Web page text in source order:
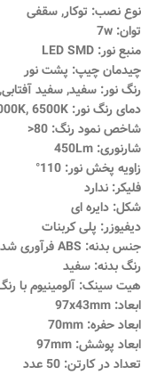
نوع نصب: توکار, سقفی
توان: 7w
منبع نور: LED SMD
چیدمان چیپ: پشت نور
رنگ نور: سفید, سفید
دمای رنگ نور: 3000K, 4000K, 6500K
شاخص نمود رنگ: 80<
شارنوری: 450Lm
زاویه پخش نور: 110°
فلیکر: ندارد
شکل: دایره ای
دیفیوزر: پلی کربنات
جنس بدنه: ABS فرآوری شده با مواد نانو و آنتی UV
رنگ بدنه: سفید
هیت سینک: آلومینیوم با
ابعاد: 97x43mm
ابعاد حفره: 70mm
ابعاد پوشش: 97mm
تعداد در کارتن: 50 عدد